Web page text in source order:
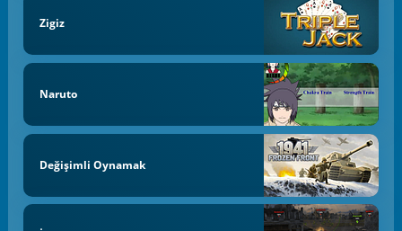
Zigiz
Naruto
Değişimli Oynamak